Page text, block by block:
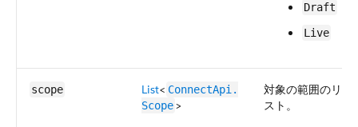
Draft
Live
scope List< ConnectApi.​
Scope>
対象の範囲のリ
スト。